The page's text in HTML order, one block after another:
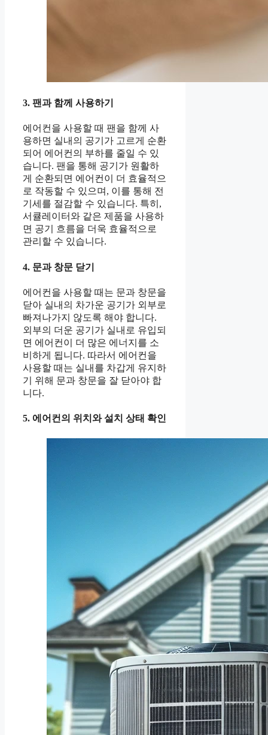
3. 팬과 함께 사용하기
에어컨을 사용할 때 팬을 함께 사
용하면 실내의 공기가 고르게 순환
되어 에어컨의 부하를 줄일 수 있
습니다. 팬을 통해 공기가 원활하
게 순환되면 에어컨이 더 효율적으
로 작동할 수 있으며, 이를 통해 전
기세를 절감할 수 있습니다. 특히,
서큘레이터와 같은 제품을 사용하
면 공기 흐름을 더욱 효율적으로
관리할 수 있습니다.
4. 문과 창문 닫기
에어컨을 사용할 때는 문과 창문을
닫아 실내의 차가운 공기가 외부로
빠져나가지 않도록 해야 합니다.
외부의 더운 공기가 실내로 유입되
면 에어컨이 더 많은 에너지를 소
비하게 됩니다. 따라서 에어컨을
사용할 때는 실내를 차갑게 유지하
기 위해 문과 창문을 잘 닫아야 합
니다.
5. 에어컨의 위치와 설치 상태 확인